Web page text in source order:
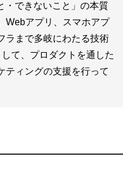
・できないこと」の本質
Webアプリ、スマホアプ
ラまで多岐にわたる技術
て、プロダクトを通した
ティングの支援を行って